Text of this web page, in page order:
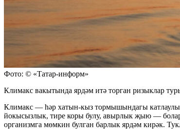
Фото: © «Татар-информ»
Климакс вакытында ярдәм итә торган ризыклар
Климакс — һәр хатын-кыз тормышындагы катлаулы
йокысызлык, тире коры булу, авырлык җыю —
организмга мөмкин булган барлык ярдәм кирәк.